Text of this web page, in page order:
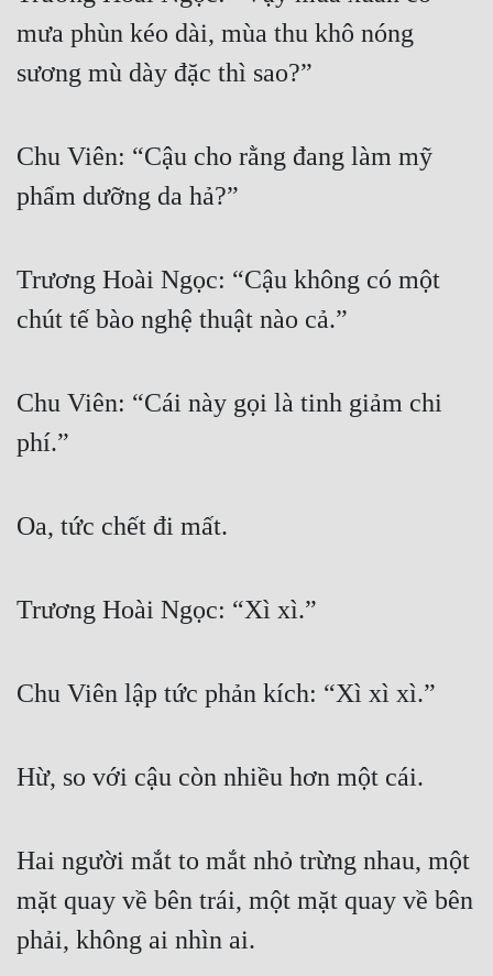
mưa phùn kéo dài, mùa thu khô nóng
sương mù dày đặc thì sao?”
Chu Viên: “Cậu cho rằng đang làm mỹ
phẩm dưỡng da hả?”
Trương Hoài Ngọc: “Cậu không có một
chút tế bào nghệ thuật nào cả.”
Chu Viên: “Cái này gọi là tinh giảm chi
phí.”
Oa, tức chết đi mất.
Trương Hoài Ngọc: “Xì xì.”
Chu Viên lập tức phản kích: “Xì xì xì.”
Hừ, so với cậu còn nhiều hơn một cái.
Hai người mắt to mắt nhỏ trừng nhau, một
mặt quay về bên trái, một mặt quay về bên
phải, không ai nhìn ai.